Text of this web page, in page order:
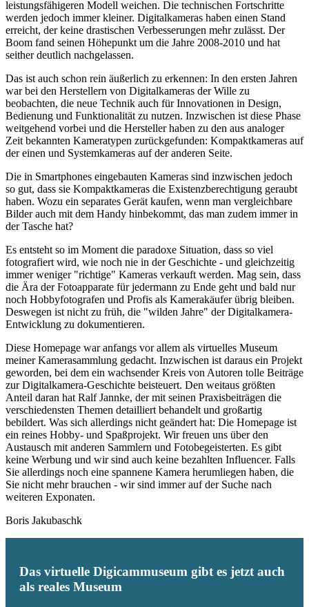
leistungsfähigeren Modell weichen. Die technischen Fortschritte
werden jedoch immer kleiner. Digitalkameras haben einen Stand
erreicht, der keine drastischen Verbesserungen mehr zulässt. Der
Boom fand seinen Höhepunkt um die Jahre 2008-2010 und hat
seither deutlich nachgelassen.
Das ist auch schon rein äußerlich zu erkennen: In den ersten Jahren
war bei den Herstellern von Digitalkameras der Wille zu
beobachten, die neue Technik auch für Innovationen in Design,
Bedienung und Funktionalität zu nutzen. Inzwischen ist diese Phase
weitgehend vorbei und die Hersteller haben zu den aus analoger
Zeit bekannten Kameratypen zurückgefunden: Kompaktkameras auf
der einen und Systemkameras auf der anderen Seite.
Die in Smartphones eingebauten Kameras sind inzwischen jedoch
so gut, dass sie Kompaktkameras die Existenzberechtigung geraubt
haben. Wozu ein separates Gerät kaufen, wenn man vergleichbare
Bilder auch mit dem Handy hinbekommt, das man zudem immer in
der Tasche hat?
Es entsteht so im Moment die paradoxe Situation, dass so viel
fotografiert wird, wie noch nie in der Geschichte - und gleichzeitig
immer weniger "richtige" Kameras verkauft werden. Mag sein, dass
die Ära der Fotoapparate für jedermann zu Ende geht und bald nur
noch Hobbyfotografen und Profis als Kamerakäufer übrig bleiben.
Deswegen ist nicht zu früh, die "wilden Jahre" der Digitalkamera-
Entwicklung zu dokumentieren.
Diese Homepage war anfangs vor allem als virtuelles Museum
meiner Kamerasammlung gedacht. Inzwischen ist daraus ein Projekt
geworden, bei dem ein wachsender Kreis von Autoren tolle Beiträge
zur Digitalkamera-Geschichte beisteuert. Den weitaus größten
Anteil daran hat Ralf Jannke, der mit seinen Praxisbeiträgen die
verschiedensten Themen detailliert behandelt und großartig
bebildert. Was sich allerdings nicht geändert hat: Die Homepage ist
ein reines Hobby- und Spaßprojekt. Wir freuen uns über den
Austausch mit anderen Sammlern und Fotobegeisterten. Es gibt
keine Werbung und wir sind auch keine bezahlten Influencer. Falls
Sie allerdings noch eine spannene Kamera herumliegen haben, die
Sie nicht mehr brauchen - wir sind immer auf der Suche nach
weiteren Exponaten.
Boris Jakubaschk
Das virtuelle Digicammuseum gibt es jetzt auch
als reales Museum